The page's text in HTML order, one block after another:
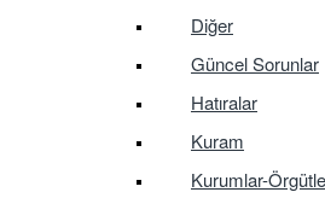
Diğer
Güncel Sorunlar
Hatıralar
Kuram
Kurumlar-